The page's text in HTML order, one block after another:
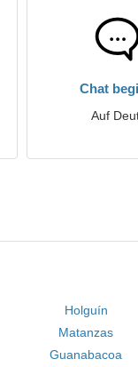
Chat
Auf
Holguín
Matanzas
Guanabacoa